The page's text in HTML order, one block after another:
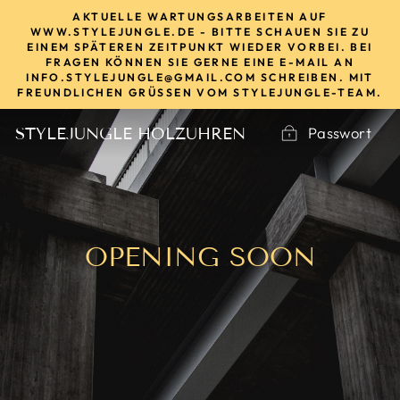
Inhalt
AKTUELLE WARTUNGSARBEITEN AUF
WWW.STYLEJUNGLE.DE - BITTE SCHAUEN SIE ZU
EINEM SPÄTEREN ZEITPUNKT WIEDER VORBEI. BEI
FRAGEN KÖNNEN SIE GERNE EINE E-MAIL AN
INFO.STYLEJUNGLE@GMAIL.COM SCHREIBEN. MIT
FREUNDLICHEN GRÜSSEN VOM STYLEJUNGLE-TEAM.
STYLEJUNGLE HOLZUHREN Passwort
OPENING SOON